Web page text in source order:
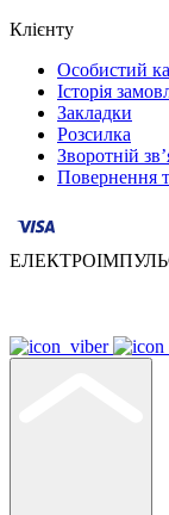
Клієнту
Особистий
Історія
Закладки
Розсилка
Зворотній
Повернення